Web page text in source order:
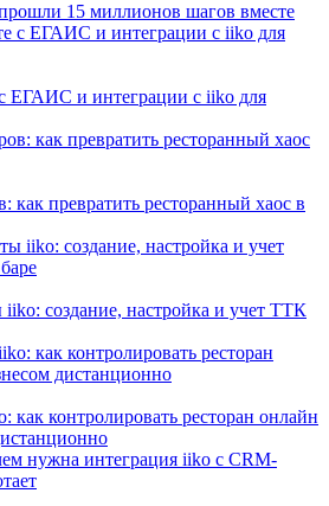
15 миллионов шагов вместе
ЕГАИС и интеграции с iiko для
как превратить ресторанный хаос в
iiko: создание, настройка и учет ТТК
как контролировать ресторан онлайн